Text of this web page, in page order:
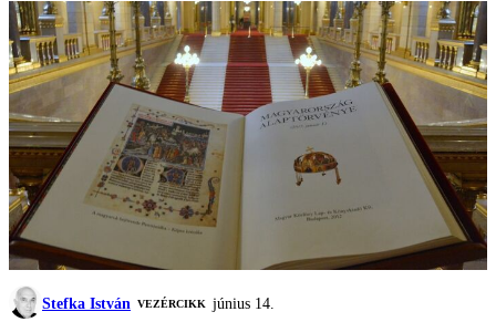
Stefka István VEZÉRCIKK június 14.